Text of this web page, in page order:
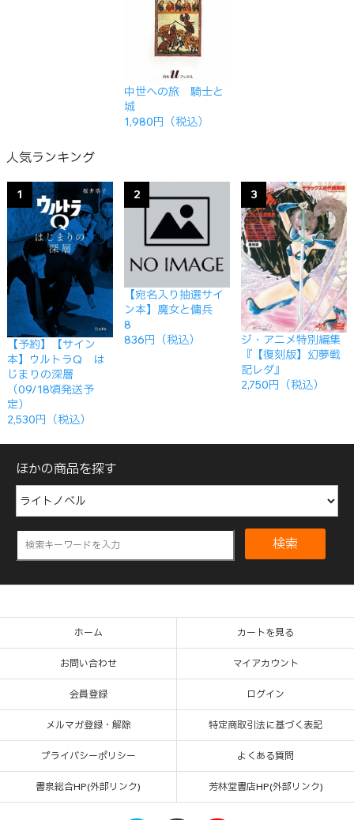
中世への旅 騎士と
城
1,980円（税込）
人気ランキング
1
【予約】【サイン
本】ウルトラQ は
じまりの深層
（09/18頃発送予
定）
2,530円（税込）
2
【宛名入り抽選サイ
ン本】魔女と傭兵
8
836円（税込）
3
ジ・アニメ特別編集
『【復刻版】幻夢戦
記レダ』
2,750円（税込）
ほかの商品を探す
検索
ホーム カートを見る
お問い合わせ マイアカウント
会員登録 ログイン
メルマガ登録・解除 特定商取引法に基づく表記
プライバシーポリシー よくある質問
書泉総合HP(外部リンク) 芳林堂書店HP(外部リンク)